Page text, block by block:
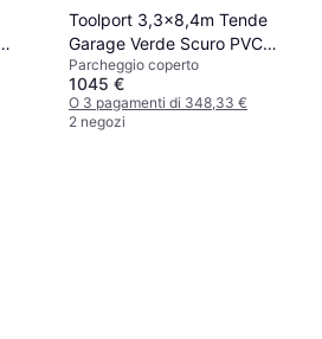
Toolport 3,3x8,4m Tende
Garage Verde Scuro PVC
800 Box Auto (Superficie
edificio )
Parcheggio coperto
1045 €
O 3 pagamenti di 348,33 €
2 negozi